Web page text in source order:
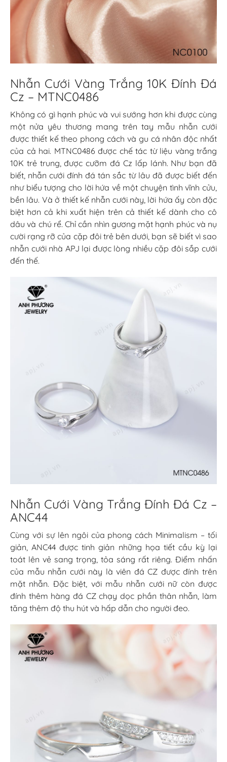
Nhẫn Cưới Vàng Trắng 10K Đính Đá
Cz – MTNC0486
Không có gì hạnh phúc và vui sướng hơn khi được cùng
một nửa yêu thương mang trên tay mẫu nhẫn cưới
được thiết kế theo phong cách và gu cá nhân độc nhất
của cả hai. MTNC0486 được chế tác từ liệu vàng trắng
10K trẻ trung, được cưỡm đá Cz lấp lánh. Như bạn đã
biết, nhẫn cưới đính đá tán sắc từ lâu đã được biết đến
như biểu tượng cho lời hứa về một chuyện tình vĩnh cửu,
bền lâu. Và ở thiết kế nhẫn cưới này, lời hứa ấy còn đặc
biệt hơn cả khi xuất hiện trên cả thiết kế dành cho cô
dâu và chú rể. Chỉ cần nhìn gương mặt hạnh phúc và nụ
cười rạng rỡ của cặp đôi trẻ bên dưới, bạn sẽ biết vì sao
nhẫn cưới nhà APJ lại được lòng nhiều cặp đôi sắp cưới
đến thế.
Nhẫn Cưới Vàng Trắng Đính Đá Cz –
ANC44
Cùng với sự lên ngôi của phong cách Minimalism – tối
giản, ANC44 được tinh giản những họa tiết cầu kỳ lại
toát lên vẻ sang trọng, tỏa sáng rất riêng. Điểm nhấn
của mẫu nhẫn cưới này là viên đá CZ được đính trên
mặt nhẫn. Đặc biệt, với mẫu nhẫn cưới nữ còn được
đính thêm hàng đá CZ chạy dọc phần thân nhẫn, làm
tăng thêm độ thu hút và hấp dẫn cho người đeo.